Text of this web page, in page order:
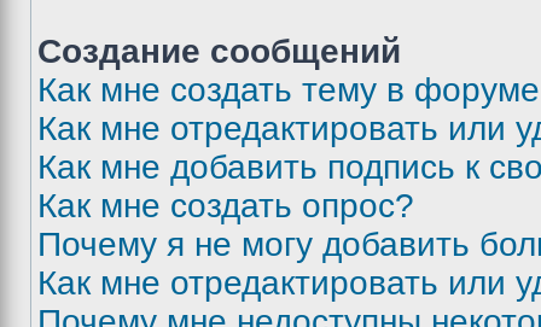
Создание сообщений
Как мне создать тему в
Как мне отредактировать или
Как мне добавить подпись к
Как мне создать опрос?
Почему я не могу добавить
Как мне отредактировать или